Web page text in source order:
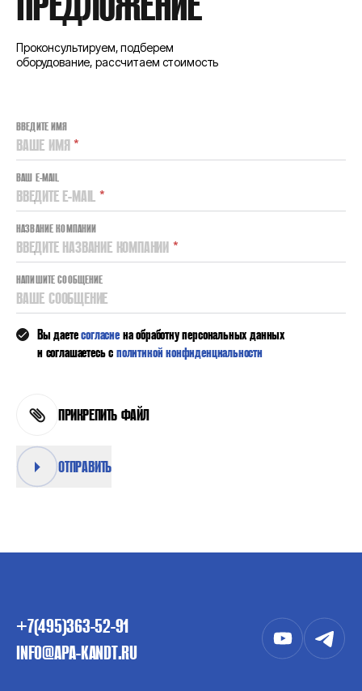
Проконсультируем, подберем
оборудование, рассчитаем стоимость
ВВЕДИТЕ ИМЯ
ВАШЕ ИМЯ *
ВАШ E-MAIL
ВВЕДИТЕ E-MAIL *
НАЗВАНИЕ КОМПАНИИ
ВВЕДИТЕ НАЗВАНИЕ КОМПАНИИ *
НАПИШИТЕ СООБЩЕНИЕ
ВАШЕ СООБЩЕНИЕ
Вы даетесогласиена обработку персональных данных
и соглашаетесь сполитикой конфиденциальности
ПРИКРЕПИТЬ ФАЙЛ
ОТПРАВИТЬ
+7(495)363-52-91
INFO@APA-KANDT.RU